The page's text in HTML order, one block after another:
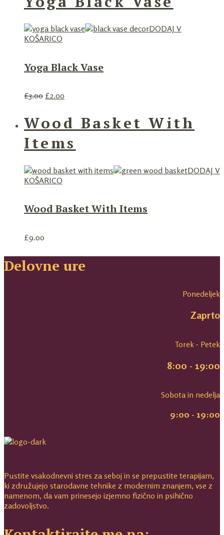
DODAJ V
KOŠARICO
Yoga Black Vase
£3.00 £2.00
Wood Basket With
Items
DODAJ V
KOŠARICO
Wood Basket With Items
£9.00
Delovne ure
Ponedeljek
Zaprto
Torek - Petek
8:00 - 19:00
Sobota in nedelja
9:00 - 19:00
Pustite vsakodnevni stres za seboj in se prepustite terapijam,
ki združujejo starodavne tehnike z modernim znanjem, vse z
namenom, da vam prinesejo izjemno fizično in psihično
zadovoljstvo.